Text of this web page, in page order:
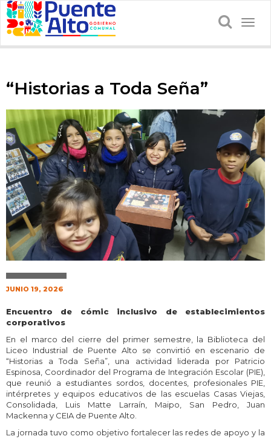
“Historias a Toda Seña”
JUNIO 19, 2026
Encuentro de cómic inclusivo de establecimientos
corporativos
En el marco del cierre del primer semestre, la Biblioteca del
Liceo Industrial de Puente Alto se convirtió en escenario de
“Historias a Toda Seña”, una actividad liderada por Patricio
Espinosa, Coordinador del Programa de Integración Escolar (PIE),
que reunió a estudiantes sordos, docentes, profesionales PIE,
intérpretes y equipos educativos de las escuelas Casas Viejas,
Consolidada, Luis Matte Larraín, Maipo, San Pedro, Juan
Mackenna y CEIA de Puente Alto.
La jornada tuvo como objetivo fortalecer las redes de apoyo y la